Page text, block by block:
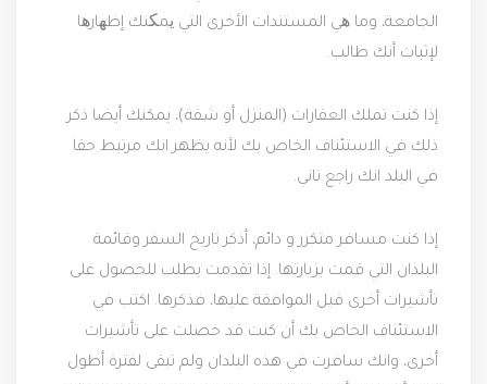
الجامعة، وما ھي المستندات الأخرى التي یمکنك إظھارھا
لإثبات أنك طالب.
إذا كنت تملك العقارات (المنزل أو شقة)، يمكنك أيضا ذكر
ذلك في الاستئناف الخاص بك لأنه يظهر انك مرتبط حقا
في البلد انك راجع تاني.
إذا كنت مسافر متكرر و دائم، أذكر تاريخ السفر وقائمة
البلدان التي قمت بزيارتها. إذا تقدمت بطلب للحصول على
تأشيرات أخرى قبل الموافقة عليها، فذكرها. اكتب في
الاستئناف الخاص بك أن كنت قد حصلت على تأشيرات
أخرى، وانك سافرت في هذه البلدان ولم تبقى لفترة أطول